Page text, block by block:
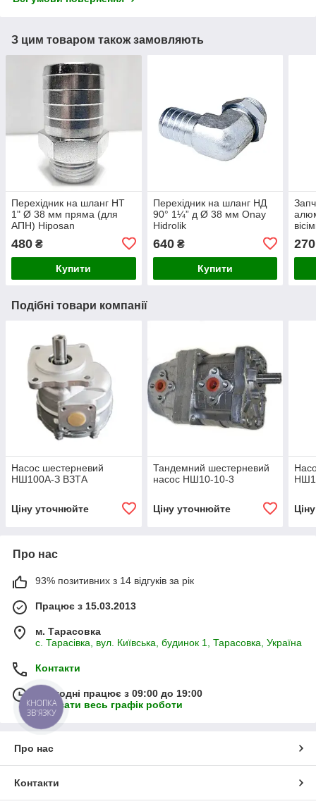
З цим товаром також замовляють
Перехідник на шланг НТ
1" Ø 38 мм пряма (для
АПН) Hiposan
480 ₴
Купити
Перехідник на шланг НД
90° 1¼” д Ø 38 мм Onay
Hidrolik
640₴
Купити
270
Подібні товари компанії
Насос шестерневий
НШ100А-З ВЗТА
Ціну уточнюйте
Тандемний шестерневий
насос НШ10-10-3
Ціну уточнюйте
Про нас
93% позитивних з 14 відгуків за рік
Працює з 15.03.2013
м. Тарасовка
с. Тарасівка, вул. Київська, будинок 1, Тарасовка, Україна
Контакти
Сьогодні працює з 09:00 до 19:00
Показати весь графік роботи
Про нас
Контакти
КНОПКА
ЗВ'ЯЗКУ